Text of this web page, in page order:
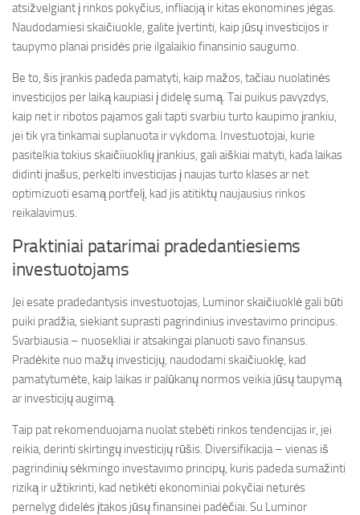
atsižvelgiant į rinkos pokyčius, infliaciją ir kitas ekonomines jėgas.
Naudodamiesi skaičiuokle, galite įvertinti, kaip jūsų investicijos ir
taupymo planai prisidės prie ilgalaikio finansinio saugumo.
Be to, šis įrankis padeda pamatyti, kaip mažos, tačiau nuolatinės
investicijos per laiką kaupiasi į didelę sumą. Tai puikus pavyzdys,
kaip net ir ribotos pajamos gali tapti svarbiu turto kaupimo įrankiu,
jei tik yra tinkamai suplanuota ir vykdoma. Investuotojai, kurie
pasitelkia tokius skaičiiuoklių įrankius, gali aiškiai matyti, kada laikas
didinti įnašus, perkelti investicijas į naujas turto klases ar net
optimizuoti esamą portfelį, kad jis atitiktų naujausius rinkos
reikalavimus.
Praktiniai patarimai pradedantiesiems
investuotojams
Jei esate pradedantysis investuotojas, Luminor skaičiuoklė gali būti
puiki pradžia, siekiant suprasti pagrindinius investavimo principus.
Svarbiausia – nuosekliai ir atsakingai planuoti savo finansus.
Pradėkite nuo mažų investicijų, naudodami skaičiuoklę, kad
pamatytumėte, kaip laikas ir palūkanų normos veikia jūsų taupymą
ar investicijų augimą.
Taip pat rekomenduojama nuolat stebėti rinkos tendencijas ir, jei
reikia, derinti skirtingų investicijų rūšis. Diversifikacija – vienas iš
pagrindinių sėkmingo investavimo principų, kuris padeda sumažinti
riziką ir užtikrinti, kad netikėti ekonominiai pokyčiai neturės
pernelyg didelės įtakos jūsų finansinei padėčiai. Su Luminor